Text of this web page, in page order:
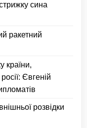
сина
ракетний
країни,
Євгеній
розвідки